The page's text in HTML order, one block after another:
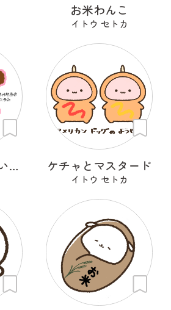
お米わんこ
イトウ セトカ
わたしのかわいいせかい ケチャとマスタード
イトウ セトカ